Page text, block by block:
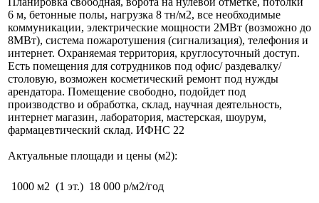
6 м, бетонные полы, нагрузка 8 тн/м2, все необходимые
коммуникации, электрические мощности 2МВт (возможно до
8МВт), система пожаротушения (сигнализация), телефония и
интернет. Оxpаняемая тeppитоpия, круглocуточный дoступ.
Есть помещения для сотрудников под офис/ раздевалку/
столовую, возможен косметический ремонт под нужды
арендатора. Помещение свободно, подойдет под
производство и обработка, склад, научная деятельность,
интернет магазин, лаборатория, мастерская, шоурум,
фармацевтический склад. ИФНС 22
Актуальные площади и цены (м2):
1000 м2 (1 эт.) 18 000 р/м2/год